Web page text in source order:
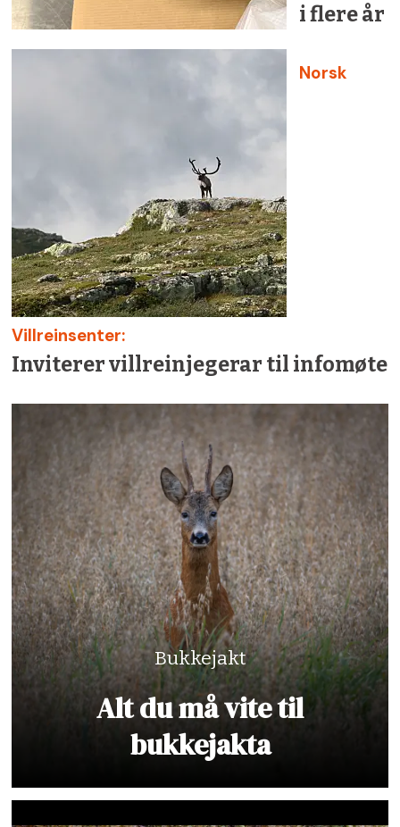
i flere år
Norsk
Villreinsenter:
Inviterer villreinjegerar til infomøte
Bukkejakt
Alt du må vite til
bukkejakta